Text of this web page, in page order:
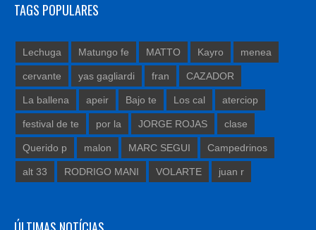
TAGS POPULARES
Lechuga Matungo fe MATTO Kayro menea
cervante yas gagliardi fran CAZADOR
La ballena apeir Bajo te Los cal aterciop
festival de te por la JORGE ROJAS clase
Querido p malon MARC SEGUI Campedrinos
alt 33 RODRIGO MANI VOLARTE juan r